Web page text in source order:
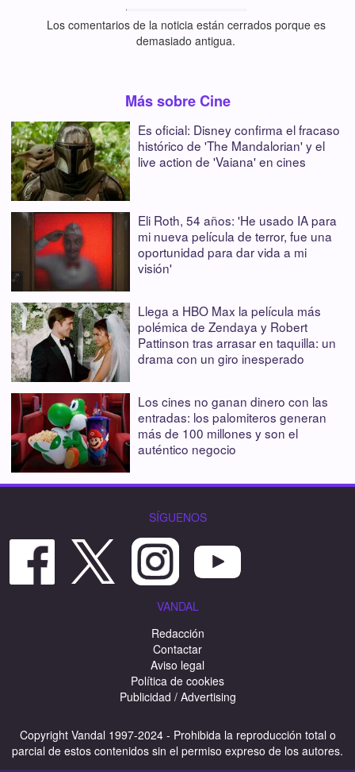
Los comentarios de la noticia están cerrados porque es
demasiado antigua.
Más sobre Cine
Es oficial: Disney confirma el fracaso
histórico de 'The Mandalorian' y el
live action de 'Vaiana' en cines
Eli Roth, 54 años: 'He usado IA para
mi nueva película de terror, fue una
oportunidad para dar vida a mi
visión'
Llega a HBO Max la película más
polémica de Zendaya y Robert
Pattinson tras arrasar en taquilla: un
drama con un giro inesperado
Los cines no ganan dinero con las
entradas: los palomiteros generan
más de 100 millones y son el
auténtico negocio
SÍGUENOS
VANDAL
Redacción
Contactar
Aviso legal
Política de cookies
Publicidad / Advertising
Copyright Vandal 1997-2024 - Prohibida la reproducción total o
parcial de estos contenidos sin el permiso expreso de los autores.